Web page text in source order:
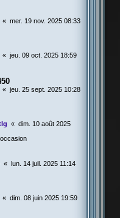
« mer. 19 nov. 2025 08:33
« jeu. 09 oct. 2025 18:59
« jeu. 25 sept. 2025 10:28
« dim. 10 août 2025
« lun. 14 juil. 2025 11:14
« dim. 08 juin 2025 19:59